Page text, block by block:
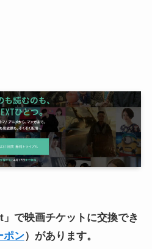
で映画チケットに交換でき
ポン）があります。